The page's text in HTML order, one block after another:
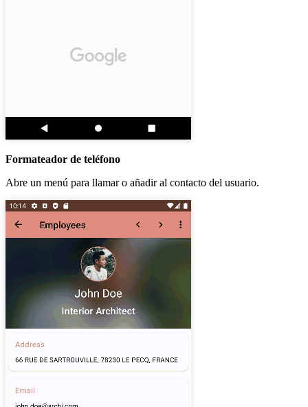
Formateador de teléfono
Abre un menú para llamar o añadir al contacto del usuario.